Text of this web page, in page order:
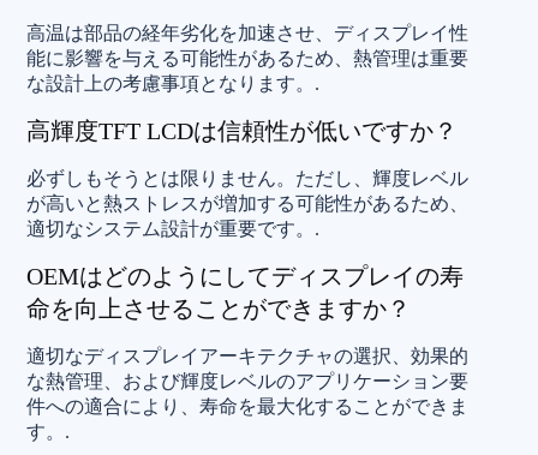
高温は部品の経年劣化を加速させ、ディスプレイ性
能に影響を与える可能性があるため、熱管理は重要
な設計上の考慮事項となります。.
高輝度TFT LCDは信頼性が低いですか？
必ずしもそうとは限りません。ただし、輝度レベル
が高いと熱ストレスが増加する可能性があるため、
適切なシステム設計が重要です。.
OEMはどのようにしてディスプレイの寿
命を向上させることができますか？
適切なディスプレイアーキテクチャの選択、効果的
な熱管理、および輝度レベルのアプリケーション要
件への適合により、寿命を最大化することができま
す。.